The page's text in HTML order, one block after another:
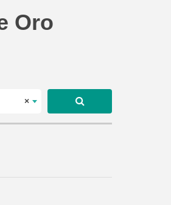
Oro
×